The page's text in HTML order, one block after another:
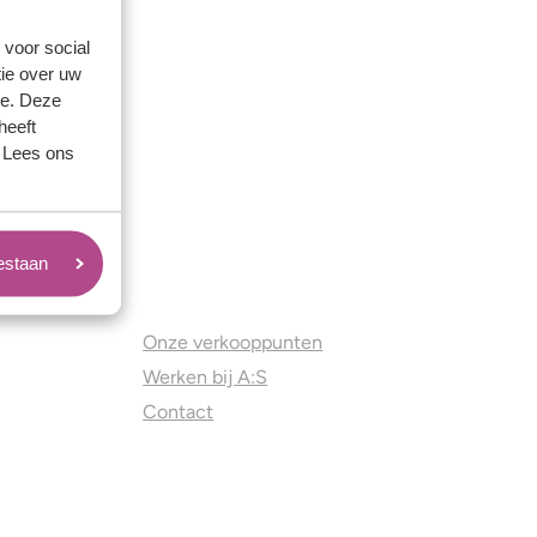
voor social
over uw
Deze
ons
Onze verkooppunten
Werken bij A:S
Contact